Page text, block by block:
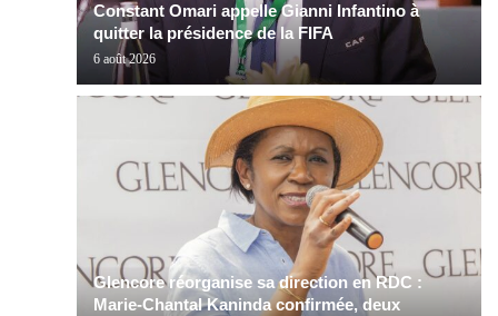
Constant Omari appelle Gianni Infantino à
quitter la présidence de la FIFA
6 août 2026
Glencore réorganise sa direction en RDC :
Marie-Chantal Kaninda confirmée, deux